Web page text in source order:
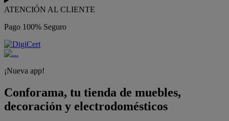
ATENCIÓN AL CLIENTE
Pago 100% Seguro
¡Nueva app!
Conforama, tu tienda de muebles,
decoración y electrodomésticos